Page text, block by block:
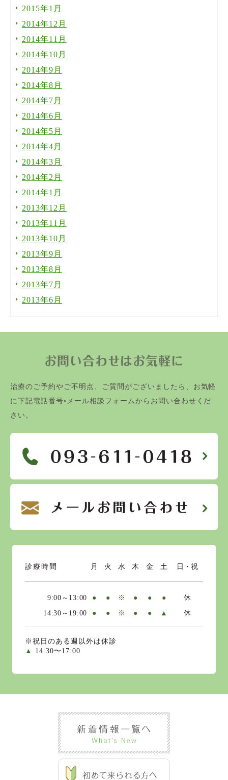
2015年1月
2014年12月
2014年11月
2014年10月
2014年9月
2014年8月
2014年7月
2014年6月
2014年5月
2014年4月
2014年3月
2014年2月
2014年1月
2013年12月
2013年11月
2013年10月
2013年9月
2013年8月
2013年7月
2013年6月
お問い合わせはお気軽に
治療のご予約やご不明点、ご質問がございましたら、お気軽
に下記電話番号•メール相談フォームからお問い合わせくだ
さい。
診療時間 月 火 水 木 金 土 日・祝
9:00～13:00 ● ● ※ ● ● ●
休
14:30～19:00
● ● ※ ● ● ▲ 休
※祝日のある週以外は休診
▲
14:30〜17:00